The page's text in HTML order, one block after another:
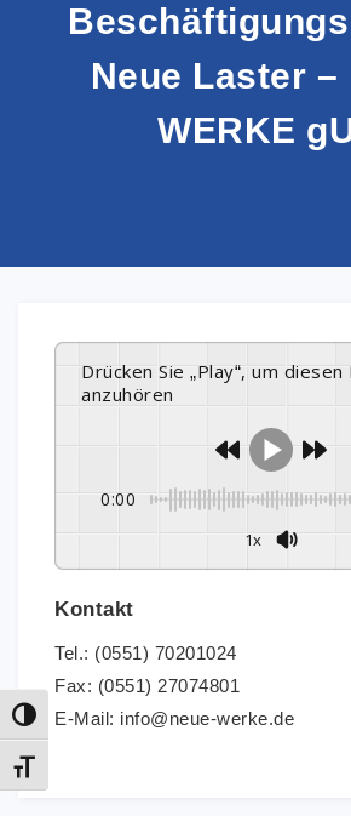
Umschalten auf hohe Kontraste
Schrift vergrößern
Neue Laster –
WERKE
Drücken Sie „Play“, um diesen Inhalt
anzuhören
0:00
1x
Kontakt
Tel.: (0551) 70201024
Fax: (0551) 27074801
E-Mail: info@neue-werke.de